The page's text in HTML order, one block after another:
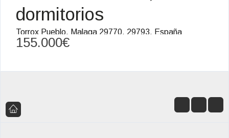
dormitorios
Torrox Pueblo, Malaga 29770, 29793, España
155.000€